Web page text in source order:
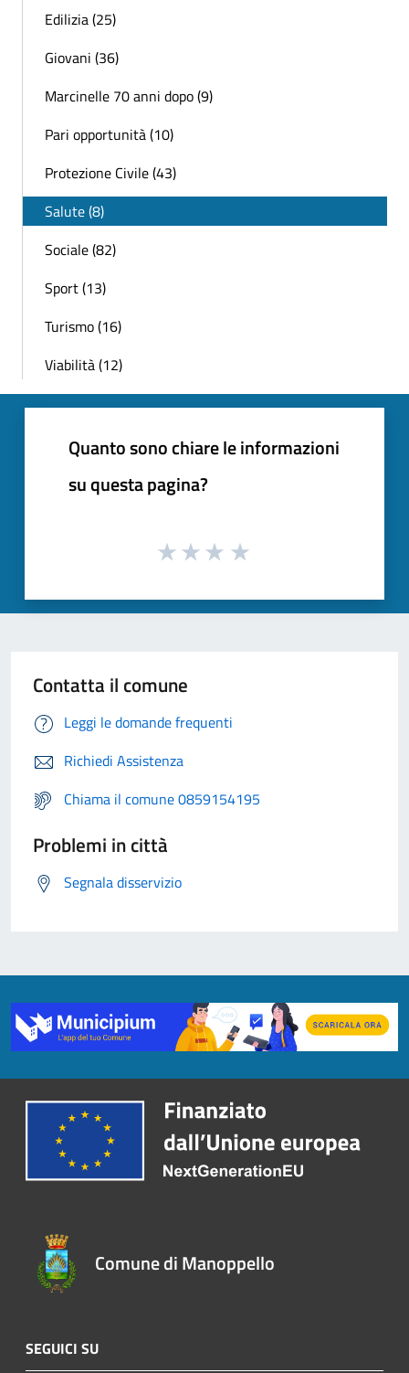
Edilizia (25)
Giovani (36)
Marcinelle 70 anni dopo (9)
Pari opportunità (10)
Protezione Civile (43)
Salute (8)
Sociale (82)
Sport (13)
Turismo (16)
Viabilità (12)
Quanto sono chiare le informazioni
su questa pagina?
Contatta il comune
Leggi le domande frequenti
Richiedi Assistenza
Chiama il comune 0859154195
Problemi in città
Segnala disservizio
Comune di Manoppello
SEGUICI SU